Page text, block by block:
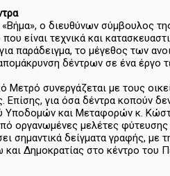
ο διευθύνων σύμβουλος
είναι τεχνικά και
παράδειγμα, το μέγεθος των
δέντρων σε ένα έργο
Μετρό συνεργάζεται με τους
Επίσης, για όσα δέντρα κοπούν
Υποδομών και Μεταφορών κ.
οργανωμένες μελέτες
σημαντικά δείγματα γραφής, με
Δημοκρατίας στο κέντρο του